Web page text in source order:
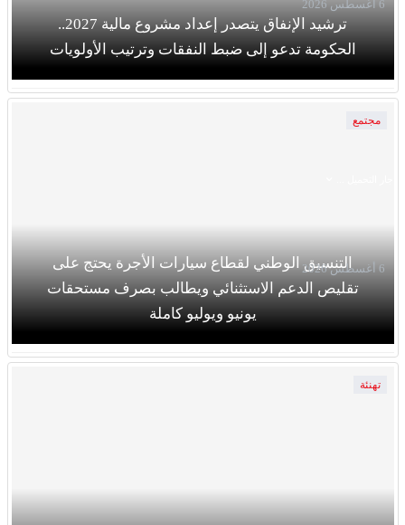
ترشيد الإنفاق يتصدر إعداد مشروع مالية 2027..
الحكومة تدعو إلى ضبط النفقات وترتيب الأولويات
6 أغسطس 2026
مجتمع
التنسيق الوطني لقطاع سيارات الأجرة يحتج على
تقليص الدعم الاستثنائي ويطالب بصرف مستحقات
يونيو ويوليو كاملة
6 أغسطس 2026
تهنئة